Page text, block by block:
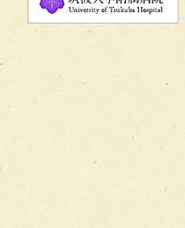
チーム】
チーム09【術前か
チーム10【包括的
チーム12【こどもの
チーム13【非がんに